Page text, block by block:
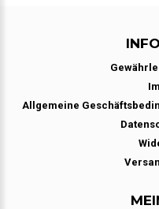
Allgemeine